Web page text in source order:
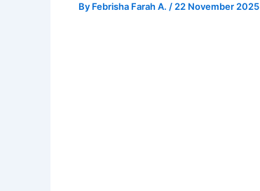
By Febrisha Farah A. / 22 November 2025